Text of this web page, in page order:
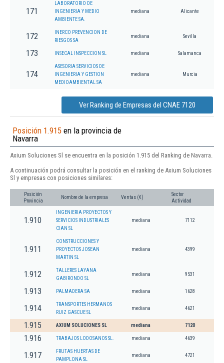
171
LABORATORIO DE
INGENIERIA Y MEDIO
AMBIENTE SA.
mediana Alicante
172
INERCO PREVENCION DE
RIESGOS SA
mediana Sevilla
173 INSECAL INSPECCION SL mediana Salamanca
174
ASESORIA SERVICIOS DE
INGENIERIA Y GESTION
MEDIOAMBIENTAL SA
mediana Murcia
Ver Ranking de Empresas del CNAE 7120
Posición 1.915 en la provincia de
Navarra
Axium Soluciones Sl se encuentra en la posición 1.915 del Ranking de Navarra.
A continuación podrá consultar la posición en el ranking de Axium Soluciones
Sl y empresas con posiciones similares:
Posición
Provincia
Nombre de la empresa Ventas (€)
Sector
Actividad
1.910
INGENIERIA PROYECTOS Y
SERVICIOS INDUSTRIALES
CIAN SL
mediana 7112
1.911
CONSTRUCCIONES Y
PROYECTOS JOSEAN
MARTIN SL
mediana 4399
1.912
TALLERES LAYANA
GABIRONDO SL
mediana 9531
1.913 PALMADERA SA mediana 1628
1.914
TRANSPORTES HERMANOS
RUIZ GASCUE SL
mediana 4621
1.915 AXIUM SOLUCIONES SL mediana 7120
1.916 TRABAJOS LODOSANOS SL. mediana 4639
1.917
FRUTAS HUERTAS DE
PAMPLONA SL
mediana 4721